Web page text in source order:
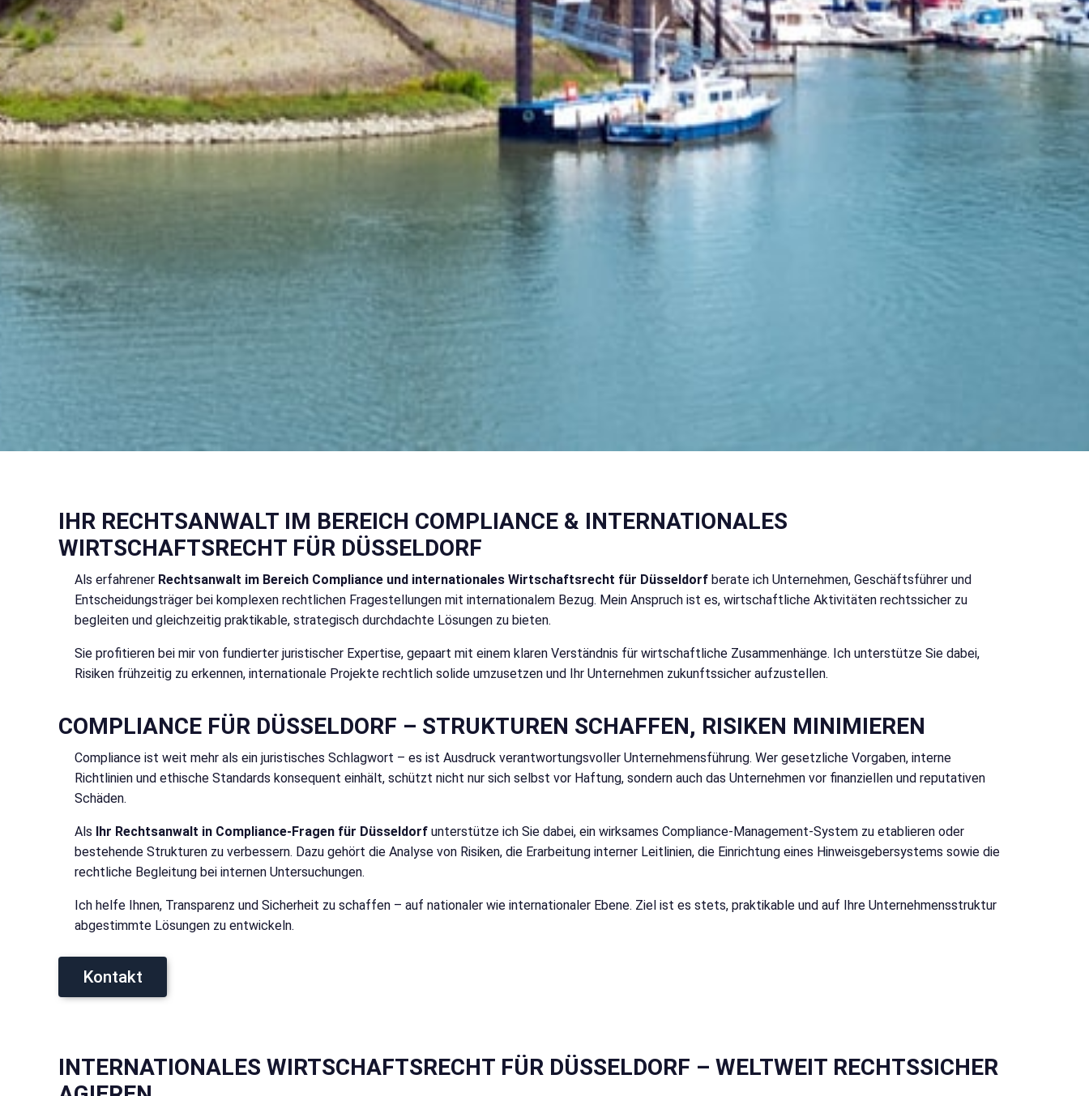
IHR RECHTSANWALT IM BEREICH COMPLIANCE & INTERNATIONALES
WIRTSCHAFTSRECHT FÜR DÜSSELDORF
Als erfahrener Rechtsanwalt im Bereich Compliance und internationales Wirtschaftsrecht für Düsseldorf berate ich Unternehmen, Geschäftsführer und
Entscheidungsträger bei komplexen rechtlichen Fragestellungen mit internationalem Bezug. Mein Anspruch ist es, wirtschaftliche Aktivitäten rechtssicher zu
begleiten und gleichzeitig praktikable, strategisch durchdachte Lösungen zu bieten.
Sie profitieren bei mir von fundierter juristischer Expertise, gepaart mit einem klaren Verständnis für wirtschaftliche Zusammenhänge. Ich unterstütze Sie dabei,
Risiken frühzeitig zu erkennen, internationale Projekte rechtlich solide umzusetzen und Ihr Unternehmen zukunftssicher aufzustellen.
COMPLIANCE FÜR DÜSSELDORF – STRUKTUREN SCHAFFEN, RISIKEN MINIMIEREN
Compliance ist weit mehr als ein juristisches Schlagwort – es ist Ausdruck verantwortungsvoller Unternehmensführung. Wer gesetzliche Vorgaben, interne
Richtlinien und ethische Standards konsequent einhält, schützt nicht nur sich selbst vor Haftung, sondern auch das Unternehmen vor finanziellen und reputativen
Schäden.
Als Ihr Rechtsanwalt in Compliance-Fragen für Düsseldorf unterstütze ich Sie dabei, ein wirksames Compliance-Management-System zu etablieren oder
bestehende Strukturen zu verbessern. Dazu gehört die Analyse von Risiken, die Erarbeitung interner Leitlinien, die Einrichtung eines Hinweisgebersystems sowie die
rechtliche Begleitung bei internen Untersuchungen.
Ich helfe Ihnen, Transparenz und Sicherheit zu schaffen – auf nationaler wie internationaler Ebene. Ziel ist es stets, praktikable und auf Ihre Unternehmensstruktur
abgestimmte Lösungen zu entwickeln.
Kontakt
INTERNATIONALES WIRTSCHAFTSRECHT FÜR DÜSSELDORF – WELTWEIT RECHTSSICHER